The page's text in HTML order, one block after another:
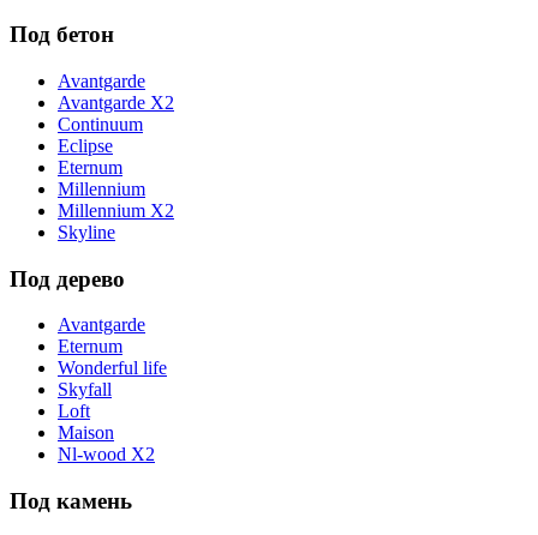
Под бетон
Avantgarde
Avantgarde X2
Continuum
Eclipse
Eternum
Millennium
Millennium X2
Skyline
Под дерево
Avantgarde
Eternum
Wonderful life
Skyfall
Loft
Maison
Nl-wood X2
Под камень